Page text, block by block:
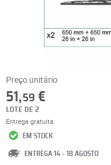
Preço unitário
51,59 €
LOTE DE 2
Entrega gratuita
EM STOCK
ENTREGA 14 - 18 AGOSTO